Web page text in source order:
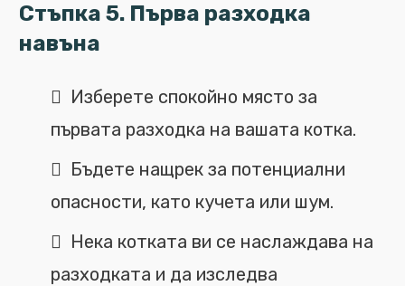
Стъпка 5. Първа разходка
навъна
Изберете спокойно място за
първата разходка на вашата котка.
Бъдете нащрек за потенциални
опасности, като кучета или шум.
Нека котката ви се наслаждава на
разходката и да изследва